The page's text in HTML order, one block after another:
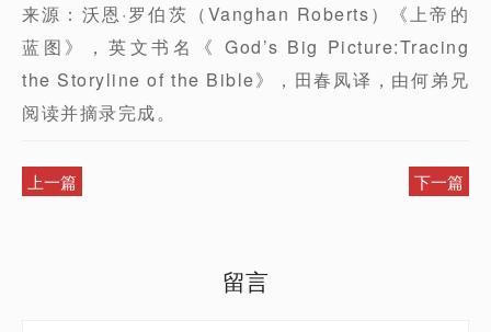
来源：沃恩·罗伯茨（Vanghan Roberts）《上帝的
蓝图》，英文书名《 God’s Big Picture:Tracing
the Storyline of the Bible》，田春凤译，由何弟兄
阅读并摘录完成。
上一篇 下一篇
留言